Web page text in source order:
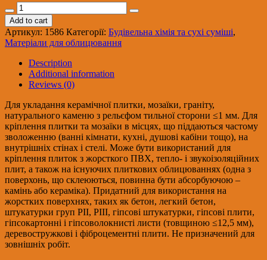
CERESIT
EASY
FIX
Готовий
до
використання
клей
для
плитки
(7
кг)
(80)
quantity
Add to cart
Артикул: 1586 Категорії: Будівельна хімія та сухі суміші,
Матеріали для облицювання
Description
Additional information
Reviews (0)
Для укладання керамічної плитки, мозаїки, граніту,
натурального каменю з рельєфом тильної сторони ≤1 мм. Для
кріплення плитки та мозаїки в місцях, що піддаються частому
зволоженню (ванні кімнати, кухні, душові кабіни тощо), на
внутрішніх стінах і стелі. Може бути використаний для
кріплення плиток з жорсткого ПВХ, тепло- і звукоізоляційних
плит, а також на існуючих плиткових облицюваннях (одна з
поверхонь, що склеюються, повинна бути абсорбуючою –
камінь або кераміка). Придатний для використання на
жорстких поверхнях, таких як бетон, легкий бетон,
штукатурки груп PII, PIII, гіпсові штукатурки, гіпсові плити,
гіпсокартонні і гіпсоволокнисті листи (товщиною ≤12,5 мм),
деревостружкові і фіброцементні плити. Не призначений для
зовнішніх робіт.